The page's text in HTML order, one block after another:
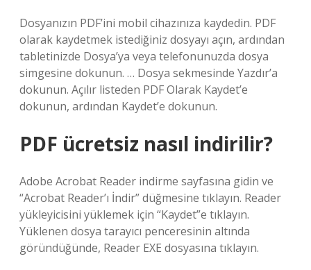
Dosyanızın PDF’ini mobil cihazınıza kaydedin. PDF
olarak kaydetmek istediğiniz dosyayı açın, ardından
tabletinizde Dosya’ya veya telefonunuzda dosya
simgesine dokunun. … Dosya sekmesinde Yazdır’a
dokunun. Açılır listeden PDF Olarak Kaydet’e
dokunun, ardından Kaydet’e dokunun.
PDF ücretsiz nasıl indirilir?
Adobe Acrobat Reader indirme sayfasına gidin ve
“Acrobat Reader’ı İndir” düğmesine tıklayın. Reader
yükleyicisini yüklemek için “Kaydet”e tıklayın.
Yüklenen dosya tarayıcı penceresinin altında
göründüğünde, Reader EXE dosyasına tıklayın.